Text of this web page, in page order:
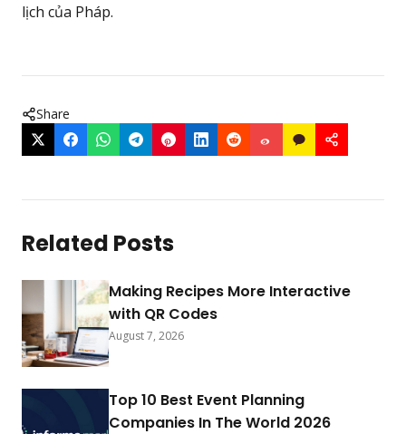
lịch của Pháp.
Share
Related Posts
Making Recipes More Interactive
with QR Codes
August 7, 2026
Top 10 Best Event Planning
Companies In The World 2026